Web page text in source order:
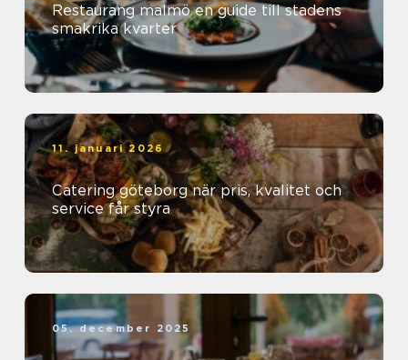
Restaurang malmö en guide till stadens
smakrika kvarter
11. januari 2026
Catering göteborg när pris, kvalitet och
service får styra
05. december 2025